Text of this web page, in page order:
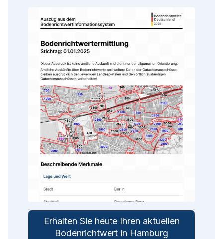
Erhalten Sie heute Ihren aktuellen
Bodenrichtwert in Hamburg